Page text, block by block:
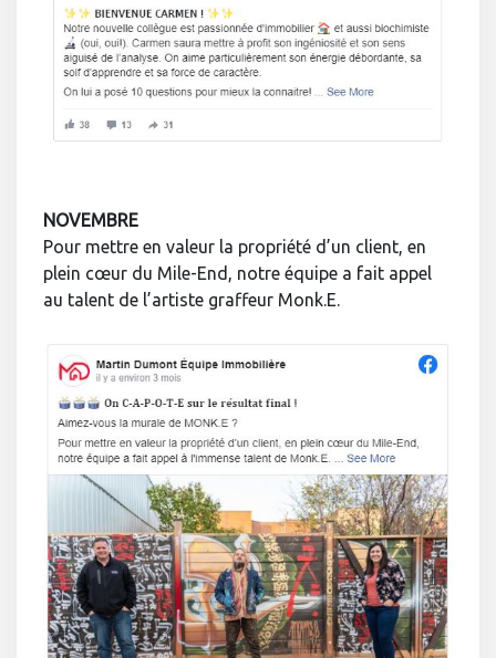
NOVEMBRE
Pour mettre en valeur la propriété d’un client, en
plein cœur du Mile-End, notre équipe a fait appel
au talent de l’artiste graffeur Monk.E.